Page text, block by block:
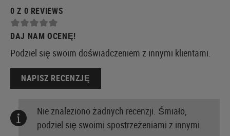
0 Z 0 REVIEWS
DAJ NAM OCENĘ!
Podziel się swoim doświadczeniem z innymi klientami.
NAPISZ RECENZJĘ
Nie znaleziono żadnych recenzji. Śmiało,
podziel się swoimi spostrzeżeniami z innymi.